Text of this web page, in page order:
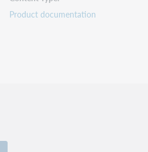
Product documentation